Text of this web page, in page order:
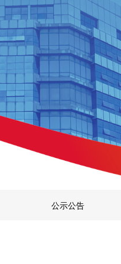
公示公告